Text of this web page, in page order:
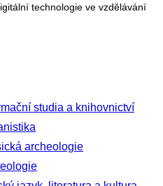
technologie ve vzdělávání
studia a knihovnictví
archeologie